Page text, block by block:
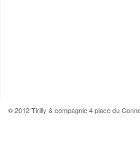
© 2012 Tirilly & compagnie 4 place du